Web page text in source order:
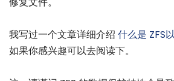
我写过一个文章详细介绍 什么是 ZFS
如果你感兴趣可以去阅读下。